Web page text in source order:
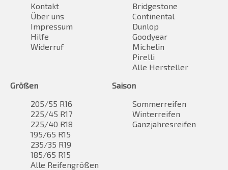
Kontakt
Über uns
Impressum
Hilfe
Widerruf
Bridgestone
Continental
Dunlop
Goodyear
Michelin
Pirelli
Alle Hersteller
Größen
205/55 R16
225/45 R17
225/40 R18
195/65 R15
235/35 R19
185/65 R15
Alle Reifengrößen
Saison
Sommerreifen
Winterreifen
Ganzjahresreifen